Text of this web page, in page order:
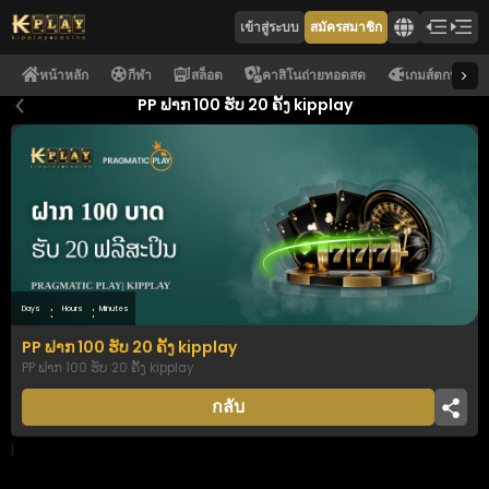
เข้าสู่ระบบ สมัครสมาชิก
หน้าหลัก กีฬา สล็อต คาสิโนถ่ายทอดสด เกมส์ตกปลา
PP ຟາກ 100 ຮັບ 20 ຄັ້ງ kipplay
Days : Hours : Minutes
PP ຟາກ 100 ຮັບ 20 ຄັ້ງ kipplay
PP ຟາກ 100 ຮັບ 20 ຄັ້ງ kipplay
กลับ
j